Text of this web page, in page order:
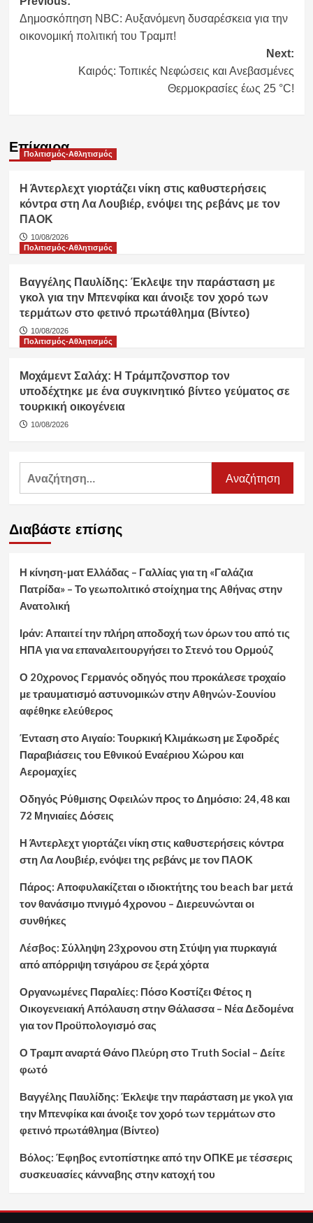
navigation
Δημοσκόπηση NBC: Αυξανόμενη δυσαρέσκεια για την
οικονομική πολιτική του Τραμπ!
Next:
Καιρός: Τοπικές Νεφώσεις και Ανεβασμένες
Θερμοκρασίες έως 25 °C!
Επίκαιρα
Πολιτισμός-Αθλητισμός
Η Άντερλεχτ γιορτάζει νίκη στις καθυστερήσεις
κόντρα στη Λα Λουβιέρ, ενόψει της ρεβάνς με τον
ΠΑΟΚ
10/08/2026
Πολιτισμός-Αθλητισμός
Βαγγέλης Παυλίδης: Έκλεψε την παράσταση με
γκολ για την Μπενφίκα και άνοιξε τον χορό των
τερμάτων στο φετινό πρωτάθλημα (Βίντεο)
10/08/2026
Πολιτισμός-Αθλητισμός
Μοχάμεντ Σαλάχ: Η Τράμπζονσπορ τον
υποδέχτηκε με ένα συγκινητικό βίντεο γεύματος σε
τουρκική οικογένεια
10/08/2026
Αναζήτηση
Διαβάστε επίσης
Η κίνηση-ματ Ελλάδας – Γαλλίας για τη «Γαλάζια
Πατρίδα» – Το γεωπολιτικό στοίχημα της Αθήνας στην
Ανατολική
Ιράν: Απαιτεί την πλήρη αποδοχή των όρων του από τις
ΗΠΑ για να επαναλειτουργήσει το Στενό του Ορμούζ
Ο 20χρονος Γερμανός οδηγός που προκάλεσε τροχαίο
με τραυματισμό αστυνομικών στην Αθηνών-Σουνίου
αφέθηκε ελεύθερος
Ένταση στο Αιγαίο: Τουρκική Κλιμάκωση με Σφοδρές
Παραβιάσεις του Εθνικού Εναέριου Χώρου και
Αερομαχίες
Οδηγός Ρύθμισης Οφειλών προς το Δημόσιο: 24, 48 και
72 Μηνιαίες Δόσεις
Η Άντερλεχτ γιορτάζει νίκη στις καθυστερήσεις κόντρα
στη Λα Λουβιέρ, ενόψει της ρεβάνς με τον ΠΑΟΚ
Πάρος: Αποφυλακίζεται ο ιδιοκτήτης του beach bar μετά
τον θανάσιμο πνιγμό 4χρονου – Διερευνώνται οι
συνθήκες
Λέσβος: Σύλληψη 23χρονου στη Στύψη για πυρκαγιά
από απόρριψη τσιγάρου σε ξερά χόρτα
Οργανωμένες Παραλίες: Πόσο Κοστίζει Φέτος η
Οικογενειακή Απόλαυση στην Θάλασσα – Νέα Δεδομένα
για τον Προϋπολογισμό σας
Ο Τραμπ αναρτά Θάνο Πλεύρη στο Truth Social – Δείτε
φωτό
Βαγγέλης Παυλίδης: Έκλεψε την παράσταση με γκολ για
την Μπενφίκα και άνοιξε τον χορό των τερμάτων στο
φετινό πρωτάθλημα (Βίντεο)
Βόλος: Έφηβος εντοπίστηκε από την ΟΠΚΕ με τέσσερις
συσκευασίες κάνναβης στην κατοχή του